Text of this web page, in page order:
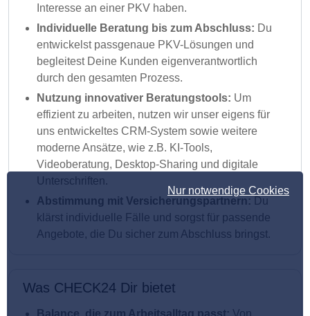
Nur notwendige Cookies
Interesse an einer PKV haben.
Individuelle Beratung bis zum Abschluss: Du
entwickelst passgenaue PKV-Lösungen und
begleitest Deine Kunden eigenverantwortlich
durch den gesamten Prozess.
Nutzung innovativer Beratungstools: Um
effizient zu arbeiten, nutzen wir unser eigens für
uns entwickeltes CRM-System sowie weitere
moderne Ansätze, wie z.B. KI-Tools,
Videoberatung, Desktop-Sharing und digitale
Unterschriften.
Abstimmung mit Versicherungspartnern: Du
klärst individuelle Fälle und sorgst für passende
Angebote, die Du sicher zum Abschluss bringst.
Was CHECK24 Dir bietet
Balance, die zum Arbeitsalltag passt: Von